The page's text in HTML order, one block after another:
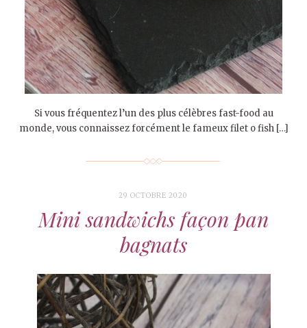
Si vous fréquentez l’un des plus célèbres fast-food au
monde, vous connaissez forcément le fameux filet o fish […]
29 OCTOBRE 2020
Mini sandwichs façon pan
bagnats